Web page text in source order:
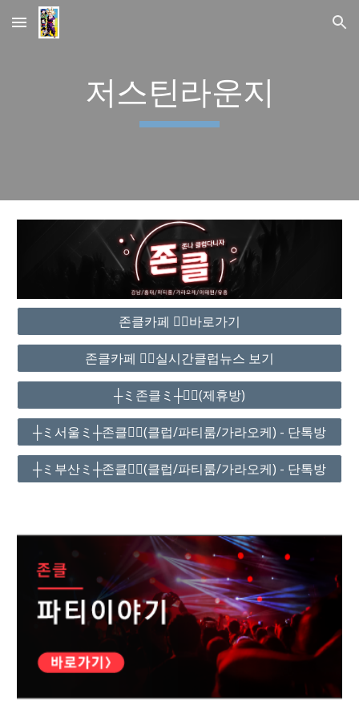
Skip to main content Skip to navigation
저스틴라운지
존클카페 ❤️‍🔥바로가기
존클카페 ❤️‍🔥실시간클럽뉴스 보기
┼ミ존클ミ┼❤️‍🔥(제휴방)
┼ミ서울ミ┼존클❤️‍🔥(클럽/파티룸/가라오케) - 단톡방
┼ミ부산ミ┼존클❤️‍🔥(클럽/파티룸/가라오케) - 단톡방